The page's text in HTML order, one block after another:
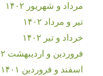
مرداد و شهریور ۱۴۰۲
تیر و مرداد ۱۴۰۲
خرداد و تیر ۱۴۰۲
فروردین و اردیبهشت ۱۴۰۲
اسفند و فروردین ۱۴۰۱